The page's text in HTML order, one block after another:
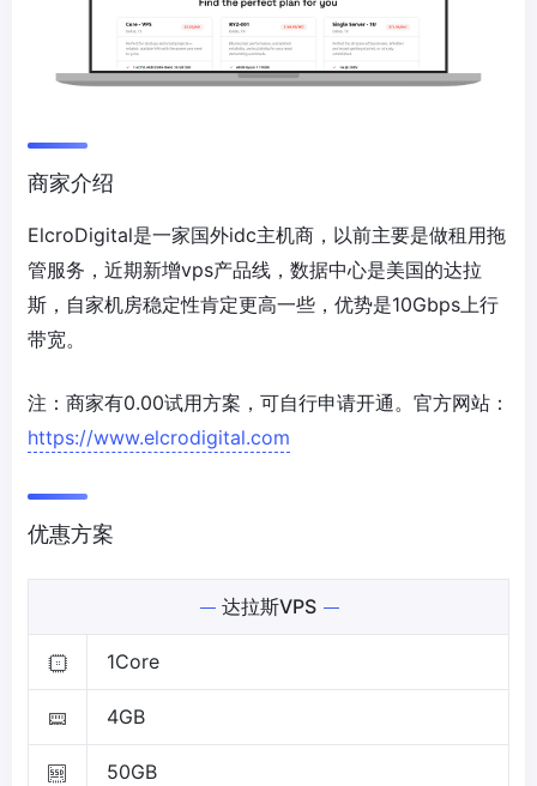
商家介绍
ElcroDigital是一家国外idc主机商，以前主要是做租用拖
管服务，近期新增vps产品线，数据中心是美国的达拉
斯，自家机房稳定性肯定更高一些，优势是10Gbps上行
带宽。
注：商家有0.00试用方案，可自行申请开通。官方网站：
https://www.elcrodigital.com
优惠方案
达拉斯VPS
1Core
4GB
50GB